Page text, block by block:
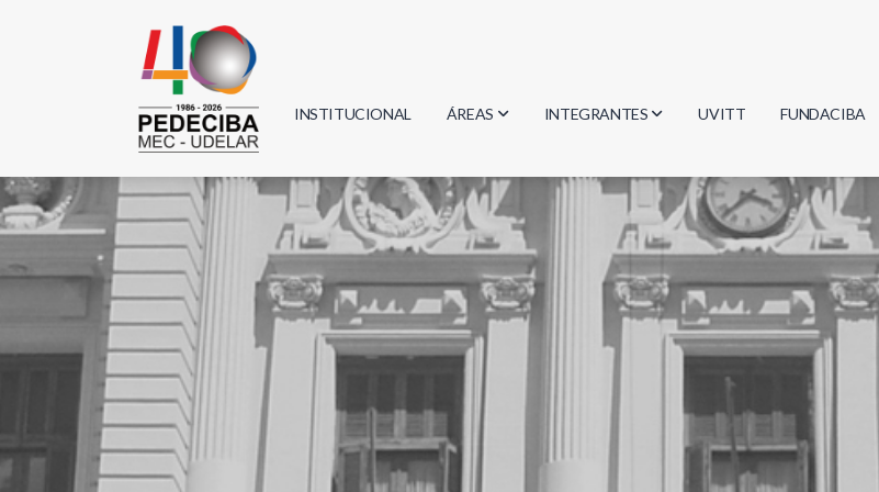
INSTITUCIONAL ÁREAS
Biología
Física
Geociencias
Informática
Matemática
INTEGRANTES
Investigadores
Estudiantes
Egresados
UVITT FUNDACIBA